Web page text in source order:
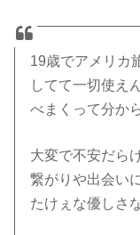
19歳でアメリカ
してて一切使え
べまくって分か
大変で不安だら
繋がりや出会い
たけぇな優しさ